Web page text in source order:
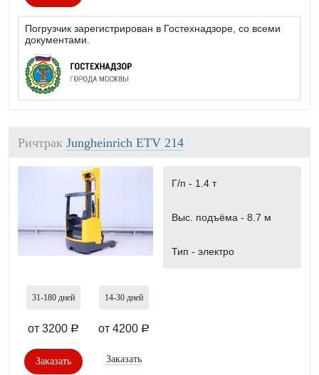
Погрузчик зарегистрирован в Гостехнадзоре, со всеми
документами.
Ричтрак Jungheinrich ETV 214
Г/п - 1.4 т
Выс. подъёма - 8.7 м
Тип - электро
31-180 дней
от 3200 a
Заказать
14-30 дней
от 4200 a
Заказать